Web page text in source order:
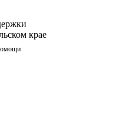
крае